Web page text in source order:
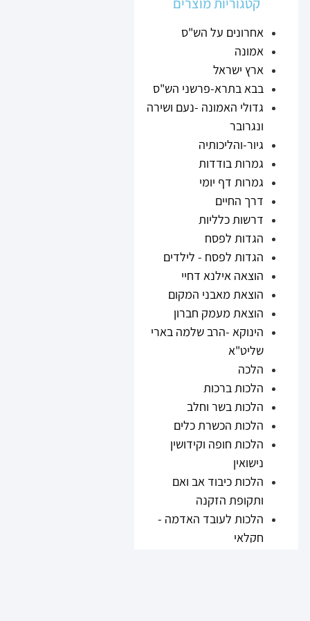
אחרונים על הש"ס
אמונה
ארץ ישראל
בבא בתרא-פרשני הש"ס
גדולי האמונה -נעם ושירה
ונגרובר
גיור-והליכותיה
גמרות בודדות
גמרות דף יומי
דרך החיים
דרשות כלליות
הגדות לפסח
הגדות לפסח - לילדים
הוצאה אילנא דחיי
הוצאת מאבני המקום
הוצאת מעמק חברון
הינוקא -הרב שלמה בארי
שליט"א
הלכה
הלכות ברכות
הלכות בשר וחלב
הלכות הכשרת כלים
הלכות חופה וקידושין
נישואין
הלכות כיבוד אב ואם
ותקופת הזקנה
הלכות לעובד האדמה -
חקלאי